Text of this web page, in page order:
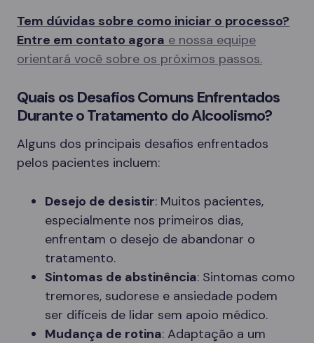
Tem dúvidas sobre como iniciar o processo?
Entre em contato agora e nossa equipe
orientará você sobre os próximos passos.
Quais os Desafios Comuns Enfrentados
Durante o Tratamento do Alcoolismo?
Alguns dos principais desafios enfrentados
pelos pacientes incluem:
Desejo de desistir: Muitos pacientes,
especialmente nos primeiros dias,
enfrentam o desejo de abandonar o
tratamento.
Sintomas de abstinência: Sintomas como
tremores, sudorese e ansiedade podem
ser difíceis de lidar sem apoio médico.
Mudança de rotina: Adaptação a um